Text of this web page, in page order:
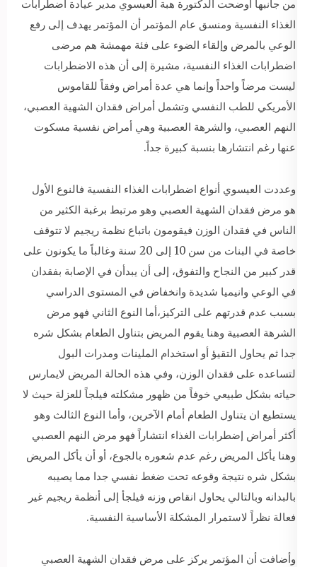
من جانبها أوضحت الدكتورة هبة العيسوي مدير عيادة اضطرابات
الغذاء النفسية ومنسق عام المؤتمر أن المؤتمر يهدف إلى رفع
الوعي بالمرض وإلقاء الضوء على فئة مهمشة هم مرضى
اضطرابات الغذاء النفسية، مشيرة إلى أن هذه الاضطرابات
ليست مرضاً واحداً وإنما هي عدة أمراض وفقاً للقاموس
الأمريكي للطب النفسي وتشمل أمراض فقدان الشهية العصبي،
النهم العصبي، والشرهة العصبية وهي أمراض نفسية مسكوت
عنها رغم انتشارها بنسبة كبيرة جداً.
وعددت العيسوي أنواع اضطرابات الغذاء النفسية فالنوع الأول
هو مرض فقدان الشهية العصبي وهو مرتبط برغبة الكثير من
الناس في فقدان الوزن فيقومون باتباع نظمة ريجيم لا تتوقف
خاصة في البنات من سن 10 إلى 20 سنة وغالباً ما يكونون على
قدر كبير من النجاح والتفوق، إلى أن يبدأن في الإصابة بفقدان
في الوعي وانيميا شديدة وانخفاض في المستوى الدراسي
بسبب عدم قدرتهم على التركيز،أما النوع الثاني فهو مرض
الشرهة العصبية وهنا يقوم المريض بتناول الطعام بشكل شره
جدا ثم يحاول التقيؤ أو استخدام الملينات ومدرات البول
لتساعده على فقدان الوزن، وفي هذه الحالة المريض لايمارس
حياته بشكل طبيعي خوفاً من ظهور مشكلته فيلجاً للعزلة حيث لا
يستطيع ان يتناول الطعام أمام الآخرين، وأما النوع الثالث وهو
أكثر أمراض إضطرابات الغذاء انتشاراً فهو مرض النهم العصبي
وهنا يأكل المريض رغم عدم شعوره بالجوع، أو أن يأكل المريض
بشكل شره نتيجة وقوعه تحت ضغط نفسي جدا مما يصيبه
بالبدانه وبالتالي يحاول انقاص وزنه فيلجأ إلى أنظمة ريجيم غير
فعالة نظراً لاستمرار المشكلة الأساسية النفسية.
وأضافت أن المؤتمر يركز على مرض فقدان الشهية العصبي